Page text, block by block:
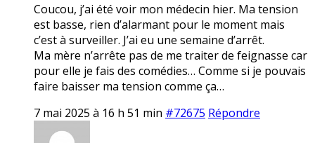
Coucou, j’ai été voir mon médecin hier. Ma tension
est basse, rien d’alarmant pour le moment mais
c’est à surveiller. J’ai eu une semaine d’arrêt.
Ma mère n’arrête pas de me traiter de feignasse car
pour elle je fais des comédies… Comme si je pouvais
faire baisser ma tension comme ça…
7 mai 2025 à 16 h 51 min #72675 Répondre